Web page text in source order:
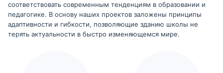
соответствовать современным тенденциям в образовании и
педагогике. В основу наших проектов заложены принципы
адаптивности и гибкости, позволяющие зданию школы не
терять актуальности в быстро изменяющемся мире.